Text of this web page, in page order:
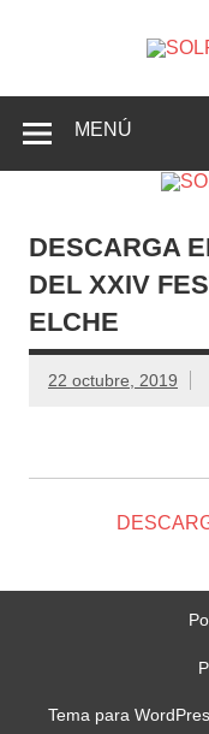
Crevillente,
MENÚ
DESCARGA
DEL XXIV
ELCHE
22 octubre, 2019
Tema para